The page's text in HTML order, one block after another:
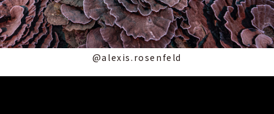
@alexis.rosenfeld